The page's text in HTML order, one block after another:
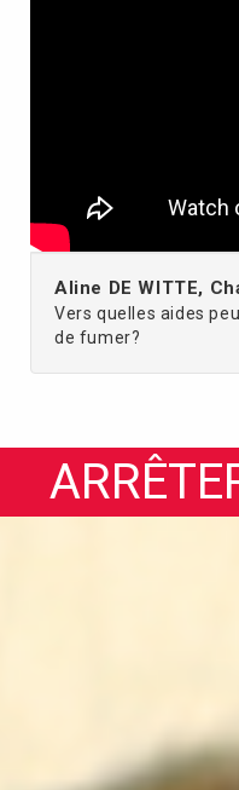
Aline DE WITTE,
Vers quelles aides
de fumer?